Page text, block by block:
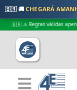
🇧🇷 🚚CHEGARÁ
Regras válidas apenas para: